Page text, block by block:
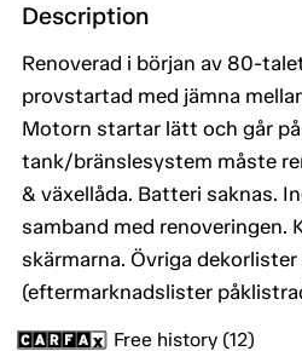
Description
Renoverad i början av 80-
provstartad med jämna
Motorn startar lätt och går
tank/bränslesystem måste
& växellåda. Batteri saknas.
samband med renoveringen.
skärmarna. Övriga
(eftermarknadslister
Free history (12)